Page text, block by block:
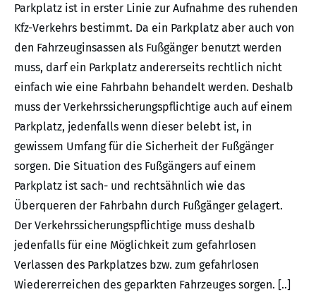
Parkplatz ist in erster Linie zur Aufnahme des ruhenden
Kfz-Verkehrs bestimmt. Da ein Parkplatz aber auch von
den Fahrzeuginsassen als Fußgänger benutzt werden
muss, darf ein Parkplatz andererseits rechtlich nicht
einfach wie eine Fahrbahn behandelt werden. Deshalb
muss der Verkehrssicherungspflichtige auch auf einem
Parkplatz, jedenfalls wenn dieser belebt ist, in
gewissem Umfang für die Sicherheit der Fußgänger
sorgen. Die Situation des Fußgängers auf einem
Parkplatz ist sach- und rechtsähnlich wie das
Überqueren der Fahrbahn durch Fußgänger gelagert.
Der Verkehrssicherungspflichtige muss deshalb
jedenfalls für eine Möglichkeit zum gefahrlosen
Verlassen des Parkplatzes bzw. zum gefahrlosen
Wiedererreichen des geparkten Fahrzeuges sorgen. [..]